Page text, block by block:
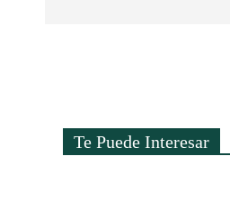
Te Puede Interesar